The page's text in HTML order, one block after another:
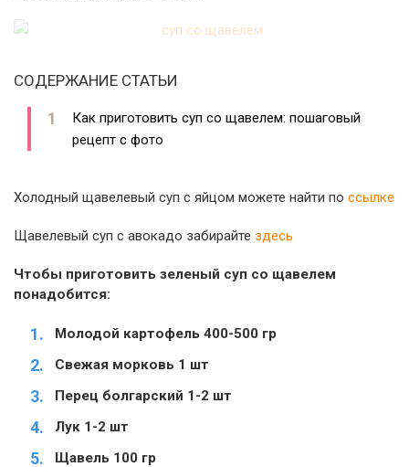
СОДЕРЖАНИЕ СТАТЬИ
Как приготовить суп со щавелем: пошаговый
рецепт с фото
Холодный щавелевый суп с яйцом можете найти по ссылке
Щавелевый суп с авокадо забирайте здесь
Чтобы приготовить зеленый суп со щавелем
понадобится:
Молодой картофель 400-500 гр
Свежая морковь 1 шт
Перец болгарский 1-2 шт
Лук 1-2 шт
Щавель 100 гр